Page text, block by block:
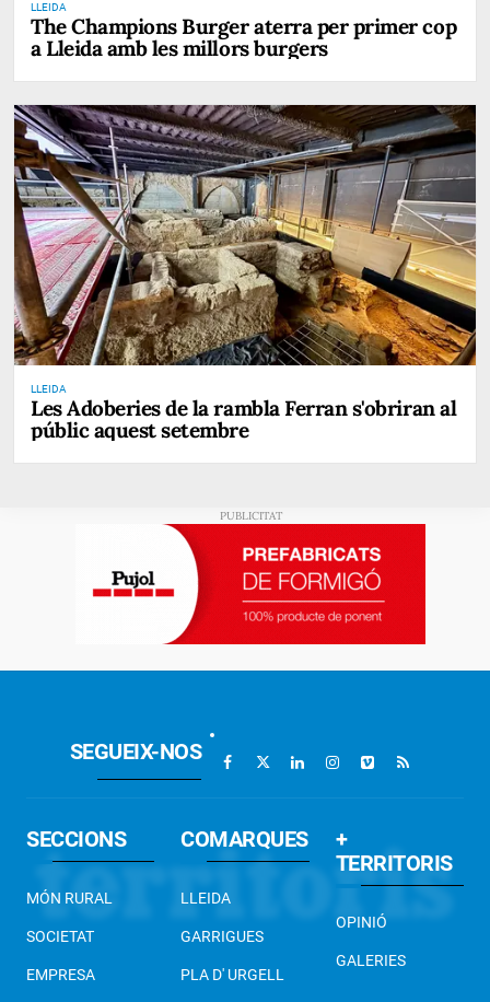
LLEIDA
The Champions Burger aterra per primer cop
a Lleida amb les millors burgers
LLEIDA
Les Adoberies de la rambla Ferran s'obriran al
públic aquest setembre
SEGUEIX-NOS
SECCIONS
MÓN RURAL
SOCIETAT
EMPRESA
COMARQUES
LLEIDA
GARRIGUES
PLA D' URGELL
+
TERRITORIS
OPINIÓ
GALERIES